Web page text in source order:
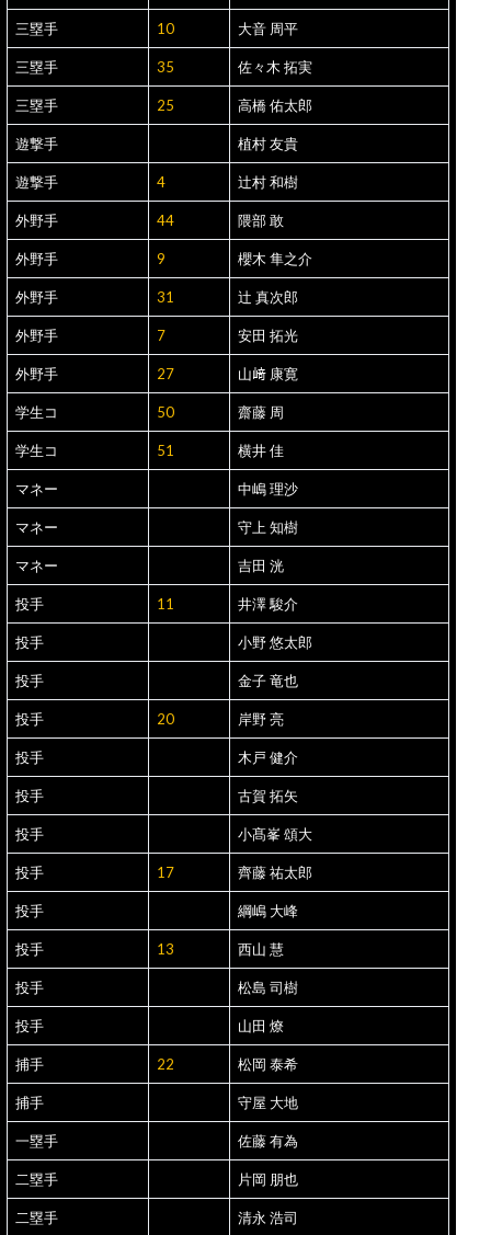
三塁手 10 大音 周平
三塁手 35 佐々木 拓実
三塁手 25 高橋 佑太郎
遊撃手 植村 友貴
遊撃手 4 辻村 和樹
外野手 44 隈部 敢
外野手 9 櫻木 隼之介
外野手 31 辻 真次郎
外野手 7 安田 拓光
外野手 27 山﨑 康寛
学生コ 50 齋藤 周
学生コ 51 横井 佳
マネー 中嶋 理沙
マネー 守上 知樹
マネー 吉田 洸
投手 11 井澤 駿介
投手 小野 悠太郎
投手 金子 竜也
投手 20 岸野 亮
投手 木戸 健介
投手 古賀 拓矢
投手 小髙峯 頌大
投手 17 齊藤 祐太郎
投手 綱嶋 大峰
投手 13 西山 慧
投手 松島 司樹
投手 山田 燎
捕手 22 松岡 泰希
捕手 守屋 大地
一塁手 佐藤 有為
二塁手 片岡 朋也
二塁手 清永 浩司